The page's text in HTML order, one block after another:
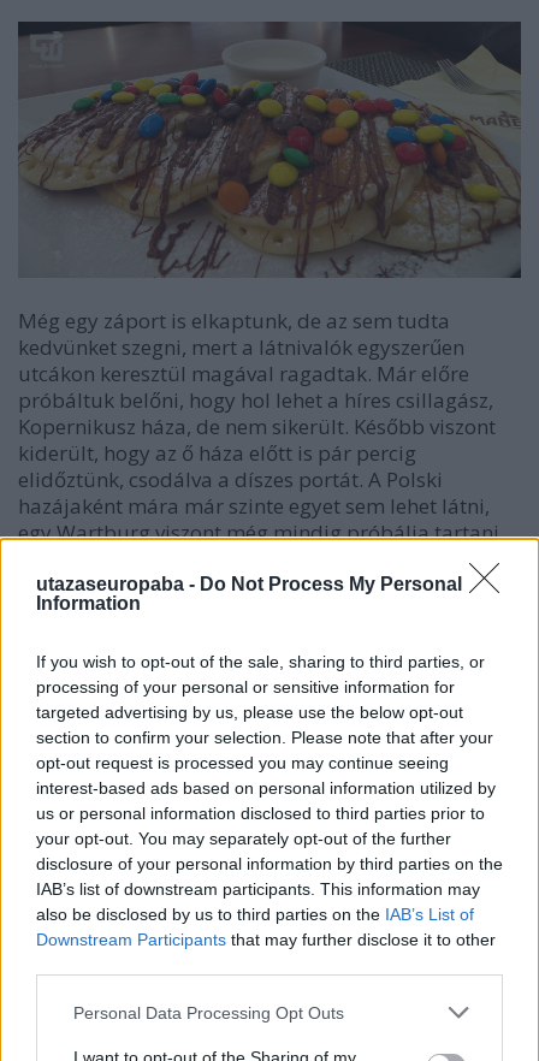
utazaseuropaba - Do Not Process My Personal
Information
If you wish to opt-out of the sale, sharing to third parties, or
processing of your personal or sensitive information for
targeted advertising by us, please use the below opt-out
section to confirm your selection. Please note that after your
opt-out request is processed you may continue seeing
interest-based ads based on personal information utilized by
us or personal information disclosed to third parties prior to
your opt-out. You may separately opt-out of the further
disclosure of your personal information by third parties on the
IAB’s list of downstream participants. This information may
also be disclosed by us to third parties on the IAB’s List of
Downstream Participants that may further disclose it to other
Please note that this website/app uses one or more Google
Personal Data Processing Opt Outs
Még egy záport is elkaptunk, de az sem tudta
kedvünket szegni, mert a látnivalók egyszerűen
utcákon keresztül magával ragadtak. Már előre
próbáltuk belőni, hogy hol lehet a híres csillagász,
Kopernikusz háza, de nem sikerült. Később viszont
kiderült, hogy az ő háza előtt is pár percig
elidőztünk, csodálva a díszes portát. A Polski
hazájaként mára már szinte egyet sem lehet látni,
egy Wartburg viszont még mindig próbálja tartani
Sopot